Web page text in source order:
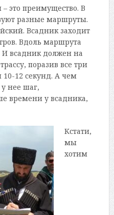
это преимущество. В
разные маршруты.
Всадник заходит
Вдоль маршрута
всадник должен на
поразив все три
10-12 секунд. А чем
нее шаг,
времени у всадника,
Кстати,
мы
хотим